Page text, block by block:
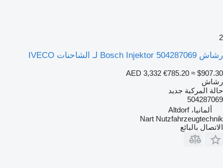
2
رشاش Bosch Injektor 504287069 لـ الشاحنات IVECO
AED 3,332 €785.20 ≈ $907.30
رشاش
حالة المركبة جديد
504287069
ألمانيا، Altdorf
Nart Nutzfahrzeugtechnik
الاتصال بالبائع